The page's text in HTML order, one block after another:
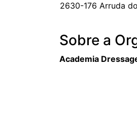
2630-176 Arruda
Sobre a
Academia